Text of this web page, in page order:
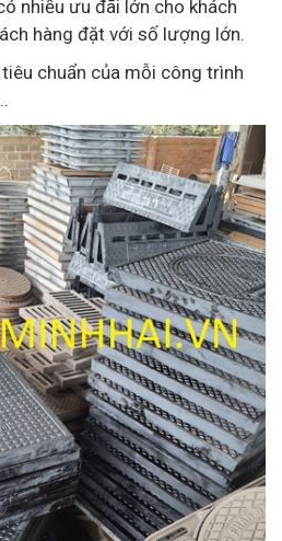
nhiều ưu đãi lớn cho khách
hàng đặt với số lượng lớn.
chuẩn của mỗi công trình